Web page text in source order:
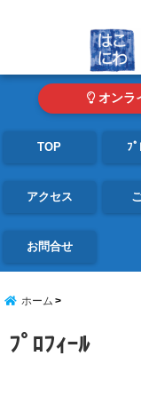
オンラ
TOP ﾌ
アクセス
お問合せ
ホーム
ﾌﾟﾛﾌｨｰﾙ